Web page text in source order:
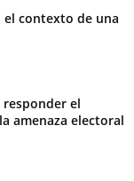
el contexto de una
responder el
amenaza electoral